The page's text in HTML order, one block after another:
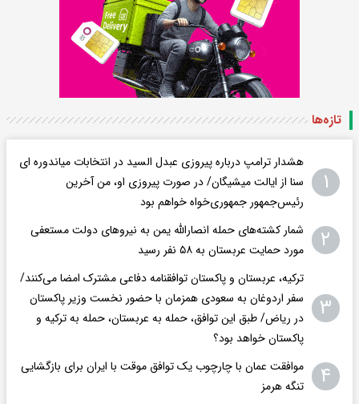
تازه‌ها
۱
هشدار ترامپ درباره پیروزی عبدل السید در انتخابات میاندوره ای
سنا از ایالت میشیگان/ در صورت پیروزی او، من آخرین
رئیس‌جمهور جمهوری‌‍‌خواه خواهم بود
۲
شمار کشته‌های حمله انصارالله یمن به نیروهای دولت مستعفی
مورد حمایت عربستان به ۵۸ نفر رسید
۳
ترکیه، عربستان و پاکستان توافقنامه دفاعی مشترک امضا می‌کنند/
سفر اردوغان به سعودی همزمان با حضور نخست وزیر پاکستان
در ریاض/ طبق این توافق، حمله به عربستان، حمله به ترکیه و
پاکستان خواهد بود؟
۴
موافقت عمان با چارچوب یک توافق موقت با ایران برای بازگشایی
تنگه هرمز